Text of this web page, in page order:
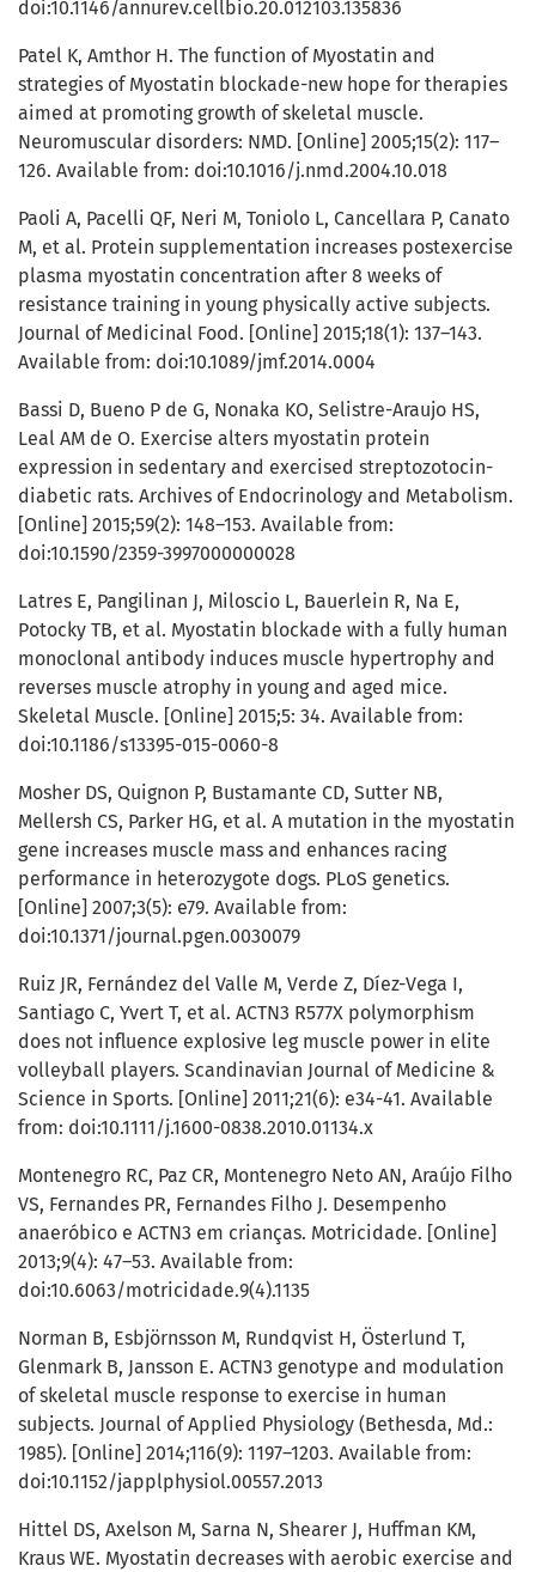
doi:10.1146/annurev.cellbio.20.012103.135836
Patel K, Amthor H. The function of Myostatin and
strategies of Myostatin blockade-new hope for therapies
aimed at promoting growth of skeletal muscle.
Neuromuscular disorders: NMD. [Online] 2005;15(2): 117–
126. Available from: doi:10.1016/j.nmd.2004.10.018
Paoli A, Pacelli QF, Neri M, Toniolo L, Cancellara P, Canato
M, et al. Protein supplementation increases postexercise
plasma myostatin concentration after 8 weeks of
resistance training in young physically active subjects.
Journal of Medicinal Food. [Online] 2015;18(1): 137–143.
Available from: doi:10.1089/jmf.2014.0004
Bassi D, Bueno P de G, Nonaka KO, Selistre-Araujo HS,
Leal AM de O. Exercise alters myostatin protein
expression in sedentary and exercised streptozotocin-
diabetic rats. Archives of Endocrinology and Metabolism.
[Online] 2015;59(2): 148–153. Available from:
doi:10.1590/2359-3997000000028
Latres E, Pangilinan J, Miloscio L, Bauerlein R, Na E,
Potocky TB, et al. Myostatin blockade with a fully human
monoclonal antibody induces muscle hypertrophy and
reverses muscle atrophy in young and aged mice.
Skeletal Muscle. [Online] 2015;5: 34. Available from:
doi:10.1186/s13395-015-0060-8
Mosher DS, Quignon P, Bustamante CD, Sutter NB,
Mellersh CS, Parker HG, et al. A mutation in the myostatin
gene increases muscle mass and enhances racing
performance in heterozygote dogs. PLoS genetics.
[Online] 2007;3(5): e79. Available from:
doi:10.1371/journal.pgen.0030079
Ruiz JR, Fernández del Valle M, Verde Z, Díez-Vega I,
Santiago C, Yvert T, et al. ACTN3 R577X polymorphism
does not influence explosive leg muscle power in elite
volleyball players. Scandinavian Journal of Medicine &
Science in Sports. [Online] 2011;21(6): e34-41. Available
from: doi:10.1111/j.1600-0838.2010.01134.x
Montenegro RC, Paz CR, Montenegro Neto AN, Araújo Filho
VS, Fernandes PR, Fernandes Filho J. Desempenho
anaeróbico e ACTN3 em crianças. Motricidade. [Online]
2013;9(4): 47–53. Available from:
doi:10.6063/motricidade.9(4).1135
Norman B, Esbjörnsson M, Rundqvist H, Österlund T,
Glenmark B, Jansson E. ACTN3 genotype and modulation
of skeletal muscle response to exercise in human
subjects. Journal of Applied Physiology (Bethesda, Md.:
1985). [Online] 2014;116(9): 1197–1203. Available from:
doi:10.1152/japplphysiol.00557.2013
Hittel DS, Axelson M, Sarna N, Shearer J, Huffman KM,
Kraus WE. Myostatin decreases with aerobic exercise and